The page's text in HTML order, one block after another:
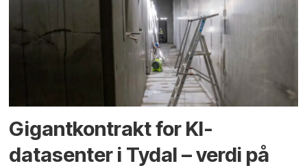
Gigantkontrakt for KI-
datasenter i Tydal – verdi på